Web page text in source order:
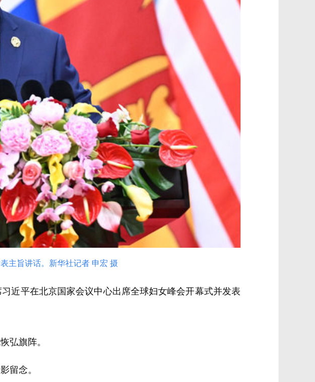
主旨讲话。新华社记者 申宏 摄
近平在北京国家会议中心出席全球妇女峰会开幕式并发表
弘旗阵。
留念。